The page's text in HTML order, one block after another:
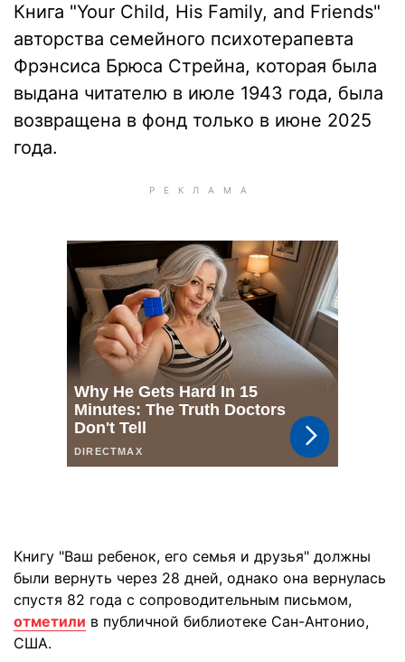
Книга "Your Child, His Family, and Friends"
авторства семейного психотерапевта
Фрэнсиса Брюса Стрейна, которая была
выдана читателю в июле 1943 года, была
возвращена в фонд только в июне 2025
года.
Книгу "Ваш ребенок, его семья и друзья" должны
были вернуть через 28 дней, однако она вернулась
спустя 82 года с сопроводительным письмом,
отметили в публичной библиотеке Сан-Антонио,
США.